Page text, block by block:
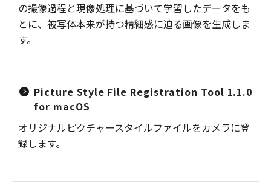
の撮像過程と現像処理に基づいて学習したデータをも
とに、被写体本来が持つ精細感に迫る画像を生成しま
す。
Picture Style File Registration Tool 1.1.0
for macOS
オリジナルピクチャースタイルファイルをカメラに登
録します。